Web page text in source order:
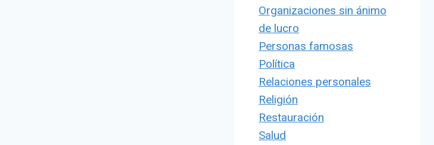
Organizaciones sin ánimo
de lucro
Personas famosas
Política
Relaciones personales
Religión
Restauración
Salud